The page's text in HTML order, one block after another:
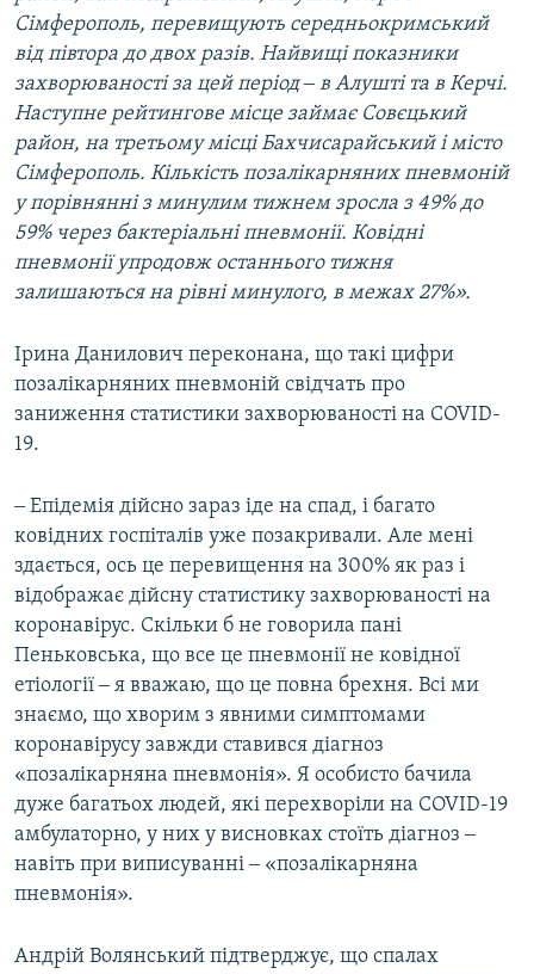
Сімферополь, перевищують середньокримський
від півтора до двох разів. Найвищі показники
захворюваності за цей період ‒ в Алушті та в Керчі.
Наступне рейтингове місце займає Совєцький
район, на третьому місці Бахчисарайський і місто
Сімферополь. Кількість позалікарняних пневмоній
у порівнянні з минулим тижнем зросла з 49% до
59% через бактеріальні пневмонії. Ковідні
пневмонії упродовж останнього тижня
залишаються на рівні минулого, в межах 27%».
Ірина Данилович переконана, що такі цифри
позалікарняних пневмоній свідчать про
заниження статистики захворюваності на COVID-
19.
‒ Епідемія дійсно зараз іде на спад, і багато
ковідних госпіталів уже позакривали. Але мені
здається, ось це перевищення на 300% як раз і
відображає дійсну статистику захворюваності на
коронавірус. Скільки б не говорила пані
Пеньковська, що все це пневмонії не ковідної
етіології ‒ я вважаю, що це повна брехня. Всі ми
знаємо, що хворим з явними симптомами
коронавірусу завжди ставився діагноз
«позалікарняна пневмонія». Я особисто бачила
дуже багатьох людей, які перехворіли на COVID-19
амбулаторно, у них у висновках стоїть діагноз ‒
навіть при виписуванні ‒ «позалікарняна
пневмонія».
Андрій Волянський підтверджує, що спалах